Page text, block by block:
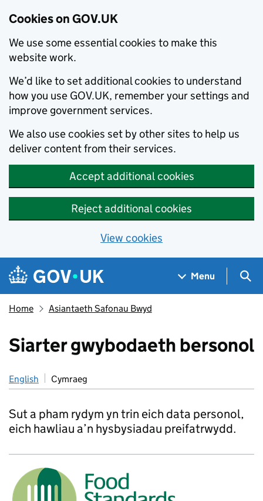
Cookies on GOV.UK
We use some essential cookies to make this
website work.
We’d like to set additional cookies to understand
how you use GOV.UK, remember your settings and
improve government services.
We also use cookies set by other sites to help us
deliver content from their services.
Accept additional cookies
Reject additional cookies
View cookies
Skip to main content
Navigation menu
Menu
Home Asiantaeth Safonau Bwyd
Siarter gwybodaeth bersonol
English Cymraeg
Sut a pham rydym yn trin eich data personol,
eich hawliau a’n hysbysiadau preifatrwydd.